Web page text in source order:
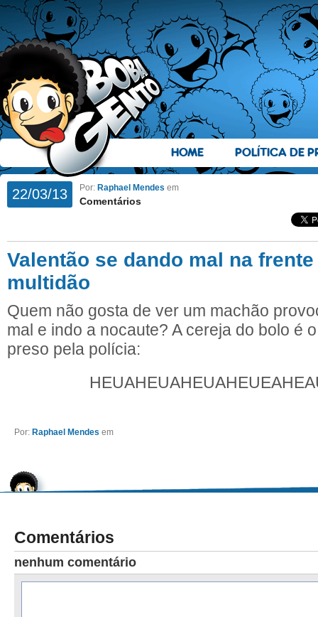
HOME POLÍTICA DE
22/03/13 Por: Raphael Mendes em
Comentários
Valentão se dando mal na
multidão
Quem não gosta de ver um machão
mal e indo a nocaute? A cereja do bolo é
preso pela polícia:
Por: Raphael Mendes em
Comentários
nenhum comentário